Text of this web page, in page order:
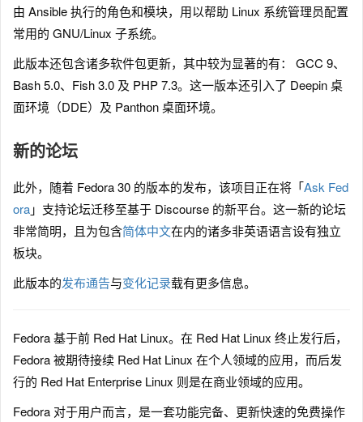
由 Ansible 执行的角色和模块，用以帮助 Linux 系统管理员配置
常用的 GNU/Linux 子系统。
此版本还包含诸多软件包更新，其中较为显著的有： GCC 9、
Bash 5.0、Fish 3.0 及 PHP 7.3。这一版本还引入了 Deepin 桌
面环境（DDE）及 Panthon 桌面环境。
新的论坛
此外，随着 Fedora 30 的版本的发布，该项目正在将「Ask Fed
ora」支持论坛迁移至基于 Discourse 的新平台。这一新的论坛
非常简明，且为包含简体中文在内的诸多非英语语言设有独立
板块。
此版本的发布通告与变化记录载有更多信息。
Fedora 基于前 Red Hat Linux。在 Red Hat Linux 终止发行后，
Fedora 被期待接续 Red Hat Linux 在个人领域的应用，而后发
行的 Red Hat Enterprise Linux 则是在商业领域的应用。
Fedora 对于用户而言，是一套功能完备、更新快速的免费操作